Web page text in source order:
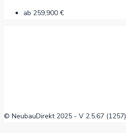
ab 259,900 €
© NeubauDirekt 2025 - V 2.5.67 (1257)